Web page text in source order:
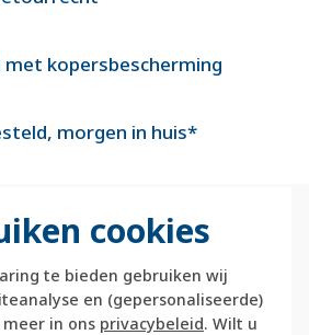
cookies
te bieden gebruiken wij
en (gepersonaliseerde)
in ons privacybeleid. Wilt u
met kopersbescherming
morgen in huis*